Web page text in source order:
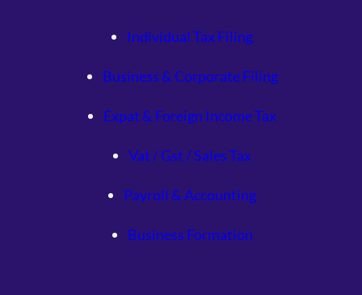
Individual Tax Filing
Business & Corporate Filing
Expat & Foreign Income Tax
Vat / Gst / Sales Tax
Payroll & Accounting
Business Formation